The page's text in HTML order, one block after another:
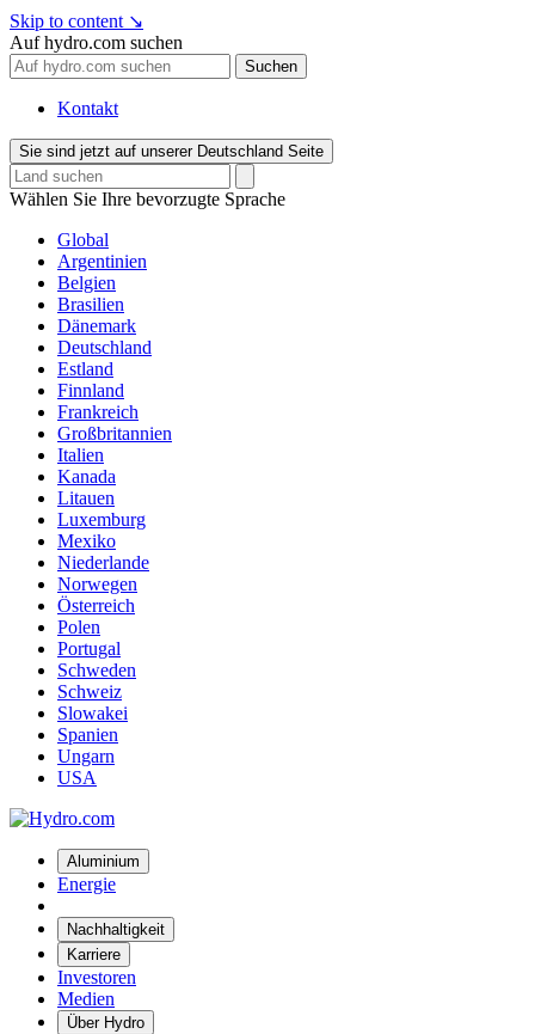
Skip to content ↘
Auf hydro.com suchen
Suchen
Kontakt
Sie sind jetzt auf unserer Deutschland Seite
Wählen Sie Ihre bevorzugte Sprache
Global
Argentinien
Belgien
Brasilien
Dänemark
Deutschland
Estland
Finnland
Frankreich
Großbritannien
Italien
Kanada
Litauen
Luxemburg
Mexiko
Niederlande
Norwegen
Österreich
Polen
Portugal
Schweden
Schweiz
Slowakei
Spanien
Ungarn
USA
Aluminium
Energie
Nachhaltigkeit
Karriere
Investoren
Medien
Über Hydro